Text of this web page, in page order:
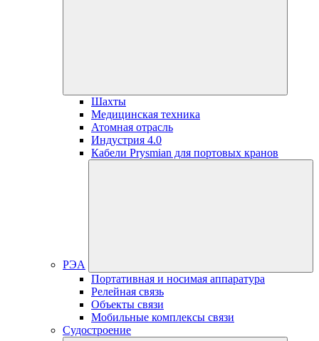
Шахты
Медицинская техника
Атомная отрасль
Индустрия 4.0
Кабели Prysmian для портовых кранов
РЭА
Портативная и носимая аппаратура
Релейная связь
Объекты связи
Мобильные комплексы связи
Судостроение